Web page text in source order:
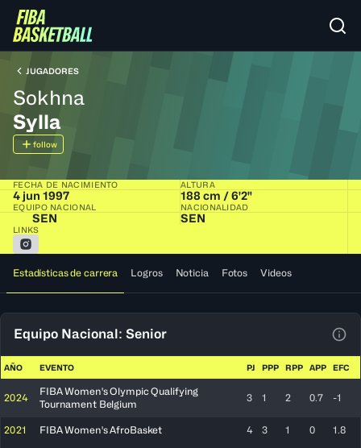
JUGADORES
Sokhna
Sylla
follow
FECHA DE NACIMIENTO
4 jun 1997
ALTURA
188 cm / 6'2"
EQUIPO NACIONAL
SEN
NACIONALIDAD
SEN
LINKS
Estadísticas de carrera Logros Noticia Fotos Videos
Equipo Nacional: Senior
AÑO EVENTO PJ PPP RPP APP EFC
2024
FIBA Women's Olympic Qualifying
Tournament Belgium
3 1 2 0.7 -1
2021 FIBA Women's AfroBasket 4 3 1 0 1.8